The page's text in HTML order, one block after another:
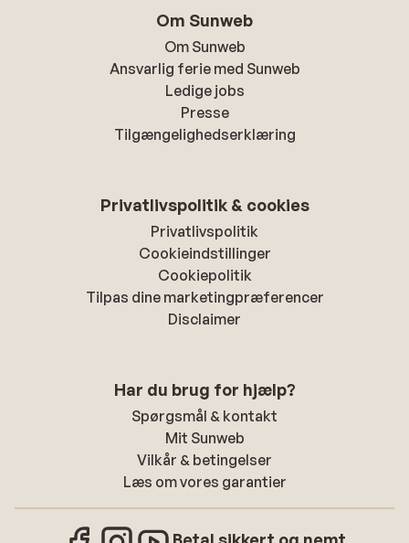
Om Sunweb
Om Sunweb
Ansvarlig ferie med Sunweb
Ledige jobs
Presse
Tilgængelighedserklæring
Privatlivspolitik & cookies
Privatlivspolitik
Cookieindstillinger
Cookiepolitik
Tilpas dine marketingpræferencer
Disclaimer
Har du brug for hjælp?
Spørgsmål & kontakt
Mit Sunweb
Vilkår & betingelser
Læs om vores garantier